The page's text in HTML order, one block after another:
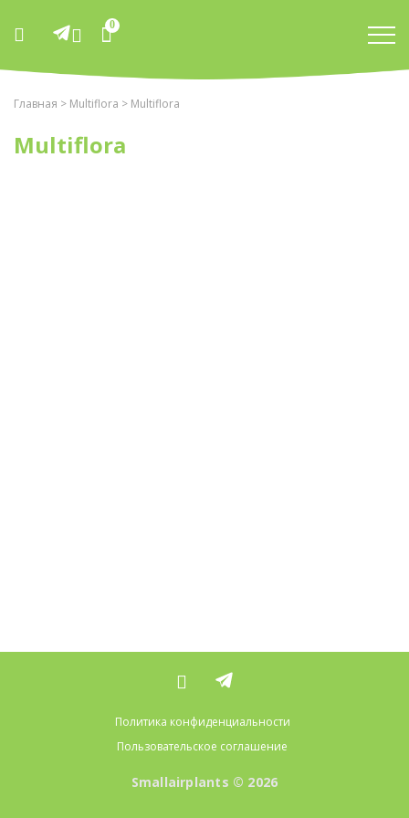
0
Главная > Multiflora > Multiflora
Multiflora
Политика конфиденциальности
Пользовательское соглашение
Smallairplants © 2026